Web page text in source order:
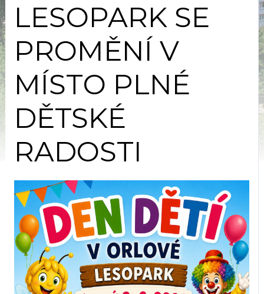
LESOPARK SE
PROMĚNÍ V
MÍSTO PLNÉ
DĚTSKÉ
RADOSTI